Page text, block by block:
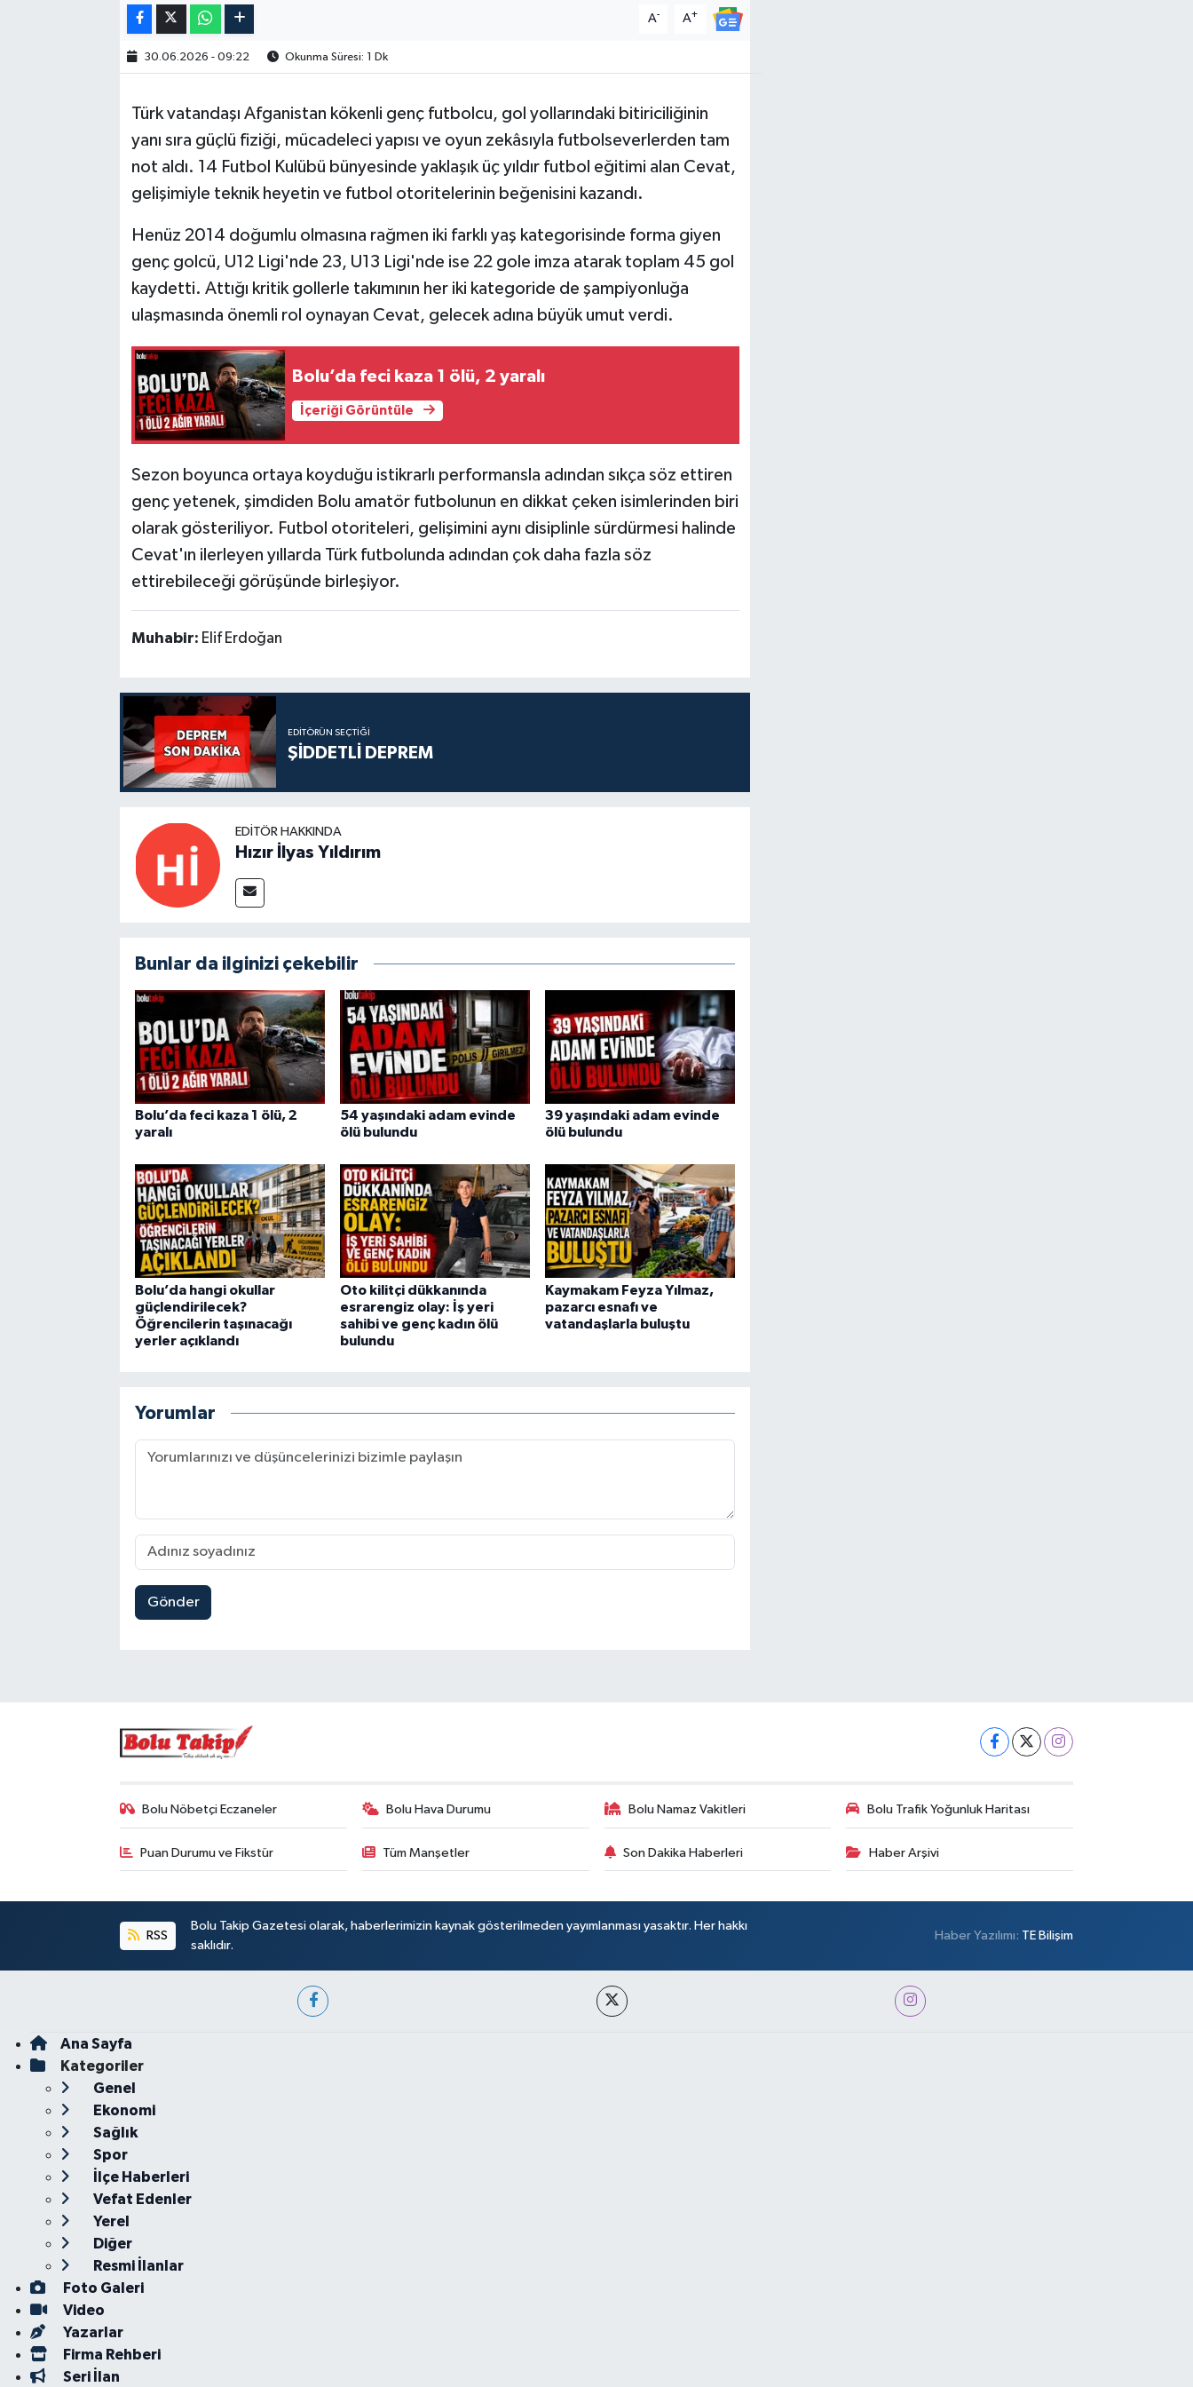
A- A+
30.06.2026 - 09:22 Okunma Süresi: 1 Dk
Türk vatandaşı Afganistan kökenli genç futbolcu, gol yollarındaki bitiriciliğinin
yanı sıra güçlü fiziği, mücadeleci yapısı ve oyun zekâsıyla futbolseverlerden tam
not aldı. 14 Futbol Kulübü bünyesinde yaklaşık üç yıldır futbol eğitimi alan Cevat,
gelişimiyle teknik heyetin ve futbol otoritelerinin beğenisini kazandı.
Henüz 2014 doğumlu olmasına rağmen iki farklı yaş kategorisinde forma giyen
genç golcü, U12 Ligi'nde 23, U13 Ligi'nde ise 22 gole imza atarak toplam 45 gol
kaydetti. Attığı kritik gollerle takımının her iki kategoride de şampiyonluğa
ulaşmasında önemli rol oynayan Cevat, gelecek adına büyük umut verdi.
Bolu’da feci kaza 1 ölü, 2 yaralı
İçeriği Görüntüle
Sezon boyunca ortaya koyduğu istikrarlı performansla adından sıkça söz ettiren
genç yetenek, şimdiden Bolu amatör futbolunun en dikkat çeken isimlerinden biri
olarak gösteriliyor. Futbol otoriteleri, gelişimini aynı disiplinle sürdürmesi halinde
Cevat'ın ilerleyen yıllarda Türk futbolunda adından çok daha fazla söz
ettirebileceği görüşünde birleşiyor.
Muhabir: Elif Erdoğan
EDITÖRÜN SEÇTIĞI
ŞİDDETLİ DEPREM
EDITÖR HAKKINDA
Hızır İlyas Yıldırım
Bunlar da ilginizi çekebilir
Bolu’da feci kaza 1 ölü, 2
yaralı
54 yaşındaki adam evinde
ölü bulundu
39 yaşındaki adam evinde
ölü bulundu
Bolu’da hangi okullar
güçlendirilecek?
Öğrencilerin taşınacağı
yerler açıklandı
Oto kilitçi dükkanında
esrarengiz olay: İş yeri
sahibi ve genç kadın ölü
bulundu
Kaymakam Feyza Yılmaz,
pazarcı esnafı ve
vatandaşlarla buluştu
Yorumlar
Gönder
Bolu Nöbetçi Eczaneler Bolu Hava Durumu Bolu Namaz Vakitleri Bolu Trafik Yoğunluk Haritası
Puan Durumu ve Fikstür Tüm Manşetler Son Dakika Haberleri Haber Arşivi
RSS
Bolu Takip Gazetesi olarak, haberlerimizin kaynak gösterilmeden yayımlanması yasaktır. Her hakkı
saklıdır.
Haber Yazılımı: TE Bilişim
Ana Sayfa
Kategoriler
Genel
Ekonomi
Sağlık
Spor
İlçe Haberleri
Vefat Edenler
Yerel
Diğer
Resmi İlanlar
Foto Galeri
Video
Yazarlar
Firma Rehberi
Seri İlan